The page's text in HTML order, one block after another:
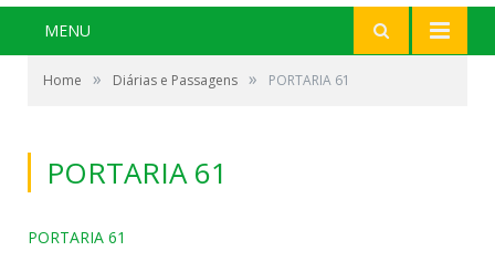
MENU
Home » Diárias e Passagens » PORTARIA 61
PORTARIA 61
PORTARIA 61